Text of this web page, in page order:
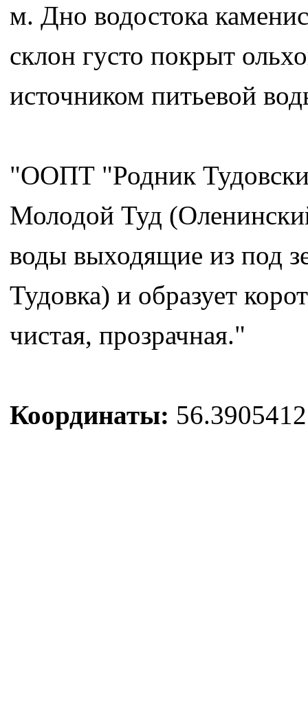
м. Дно водостока
склон густо покрыт
источником питьевой
"ООПТ "Родник
Молодой Туд
воды выходящие из под
Тудовка) и образует
чистая, прозрачная."
Координаты: